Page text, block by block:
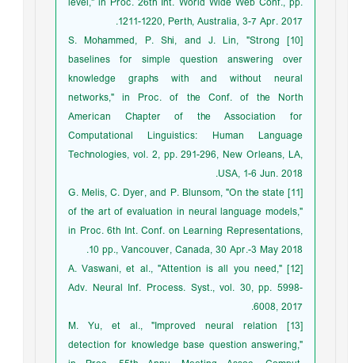
1211-1220, Perth, Australia, 3-7 Apr. 2017.
[10] S. Mohammed, P. Shi, and J. Lin, "Strong
baselines for simple question answering over
knowledge graphs with and without neural
networks," in Proc. of the Conf. of the North
American Chapter of the Association for
Computational Linguistics: Human Language
Technologies, vol. 2, pp. 291-296, New Orleans, LA,
USA, 1-6 Jun. 2018.
[11] G. Melis, C. Dyer, and P. Blunsom, "On the state
of the art of evaluation in neural language models,"
in Proc. 6th Int. Conf. on Learning Representations,
10 pp., Vancouver, Canada, 30 Apr.-3 May 2018.
[12] A. Vaswani, et al., "Attention is all you need,"
Adv. Neural Inf. Process. Syst., vol. 30, pp. 5998-
6008, 2017.
[13] M. Yu, et al., "Improved neural relation
detection for knowledge base question answering,"